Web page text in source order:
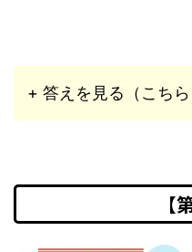
+ 答えを見る（こちら
【